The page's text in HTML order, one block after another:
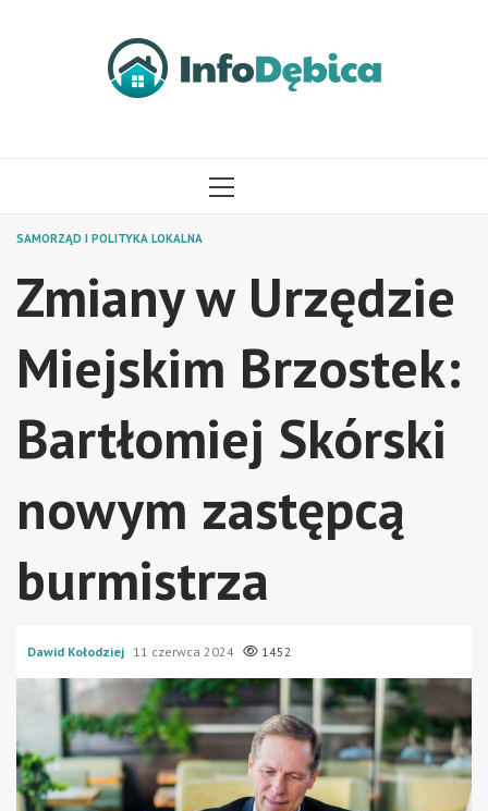
MENU
SAMORZĄD I POLITYKA LOKALNA
Zmiany w Urzędzie
Miejskim Brzostek:
Bartłomiej Skórski
nowym zastępcą
burmistrza
Dawid Kołodziej 11 czerwca 2024 1452